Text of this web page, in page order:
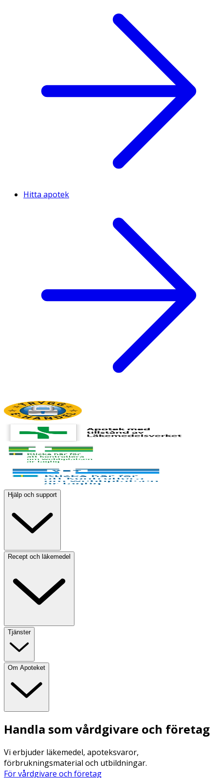
Hitta apotek
Hjälp och support
Recept och läkemedel
Tjänster
Om Apoteket
Handla som vårdgivare och företag
Vi erbjuder läkemedel, apoteksvaror,
förbrukningsmaterial och utbildningar.
För vårdgivare och företag